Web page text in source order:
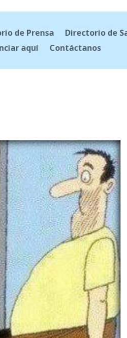
de Prensa Directorio de
aquí Contáctanos